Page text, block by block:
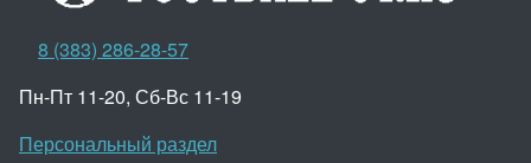
8 (383) 286-28-57
Пн-Пт 11-20, Сб-Вс 11-19
Персональный раздел